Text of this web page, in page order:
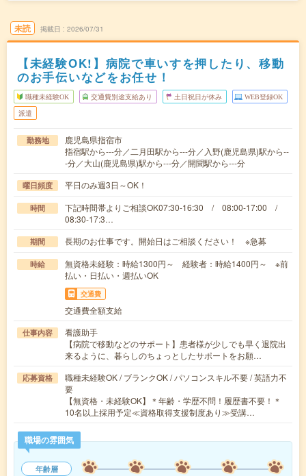
未読 掲載日 2026/07/31
【未経験OK!】病院で車いすを押したり、移動
のお手伝いなどをお任せ！
職種未経験OK 交通費別途支給あり 土日祝日が休み WEB登録OK
派遣
勤務地
鹿児島県指宿市
指宿駅から---分／二月田駅から---分／入野(鹿児島県)駅から--
-分／大山(鹿児島県)駅から---分／開聞駅から---分
曜日頻度 平日のみ週3日～OK！
時間
下記時間帯よりご相談OK07:30-16:30 / 08:00-17:00 /
08:30-17:3…
期間 長期のお仕事です。開始日はご相談ください！ ※急募
時給
無資格未経験：時給1300円～ 経験者：時給1400円～ ※前
払い・日払い・週払いOK
交通費
交通費全額支給
仕事内容
看護助手
【病院で移動などのサポート】患者様が少しでも早く退院出
来るように、暮らしのちょっとしたサポートをお願…
応募資格
職種未経験OK / ブランクOK / パソコンスキル不要 / 英語力不
要
【無資格・未経験OK】＊年齢・学歴不問！履歴書不要！＊
10名以上採用予定≪資格取得支援制度あり≫受講…
職場の雰囲気
年齢層